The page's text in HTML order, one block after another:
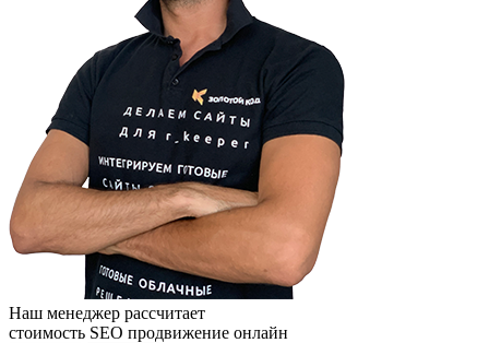
Наш менеджер рассчитает
стоимость SEO продвижение онлайн